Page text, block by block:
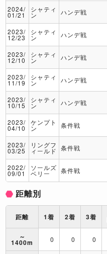
2024/
01/21
シャティ
ン ハンデ戦
2023/
12/23
シャティ
ン ハンデ戦
2023/
12/10
シャティ
ン ハンデ戦
2023/
11/19
シャティ
ン ハンデ戦
2023/
10/15
シャティ
ン ハンデ戦
2023/
04/10
ケンプト
ン 条件戦
2023/
03/25
リングフ
ィールド 条件戦
2022/
09/01
ソールズ
ベリー 条件戦
距離別
距離 1着 2着 3着
～
1400m 0 0 0